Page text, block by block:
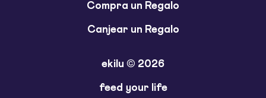
Compra un Regalo
Canjear un Regalo
ekilu © 2026
feed your life